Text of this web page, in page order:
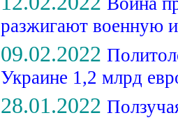
разжигают военную
09.02.2022
Украине 1,2 млрд
28.01.2022